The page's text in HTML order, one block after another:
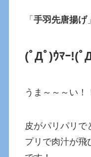
「手羽先唐揚げ」
(ﾟДﾟ)ｳﾏｰ!(ﾟ
うま～～～い！
皮がパリパリで
プリで肉汁が飛